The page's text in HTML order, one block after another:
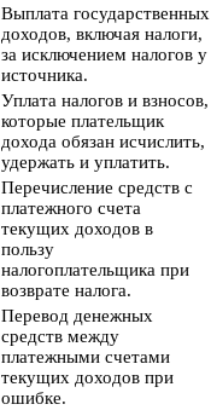
Выплата государственных
доходов, включая налоги,
за исключением налогов у
источника.
Уплата налогов и взносов,
которые плательщик
дохода обязан исчислить,
удержать и уплатить.
Перечисление средств с
платежного счета
текущих доходов в
пользу
налогоплательщика при
возврате налога.
Перевод денежных
средств между
платежными счетами
текущих доходов при
ошибке.